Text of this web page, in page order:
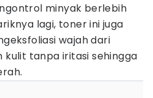
minyak berlebih
lagi, toner ini juga
wajah dari
kulit tanpa iritasi sehingga